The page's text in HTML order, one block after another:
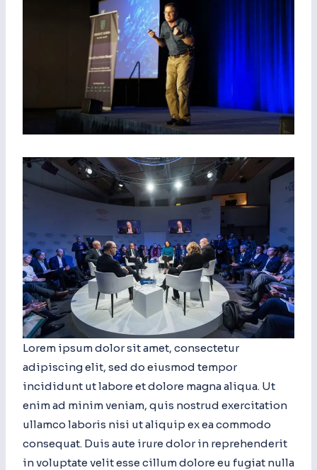
Lorem ipsum dolor sit amet, consectetur
adipiscing elit, sed do eiusmod tempor
incididunt ut labore et dolore magna aliqua. Ut
enim ad minim veniam, quis nostrud exercitation
ullamco laboris nisi ut aliquip ex ea commodo
consequat. Duis aute irure dolor in reprehenderit
in voluptate velit esse cillum dolore eu fugiat nulla